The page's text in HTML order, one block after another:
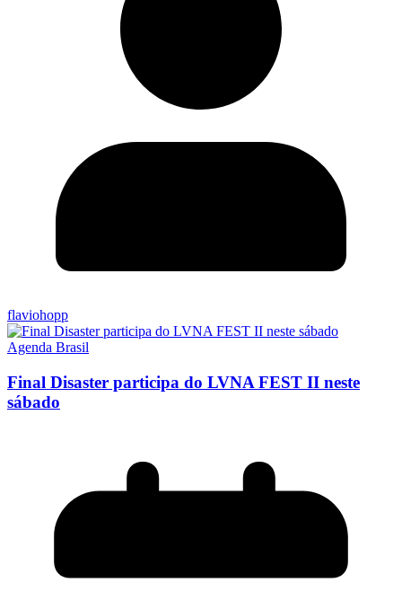
flaviohopp
Agenda Brasil
Final Disaster participa do LVNA FEST II neste
sábado